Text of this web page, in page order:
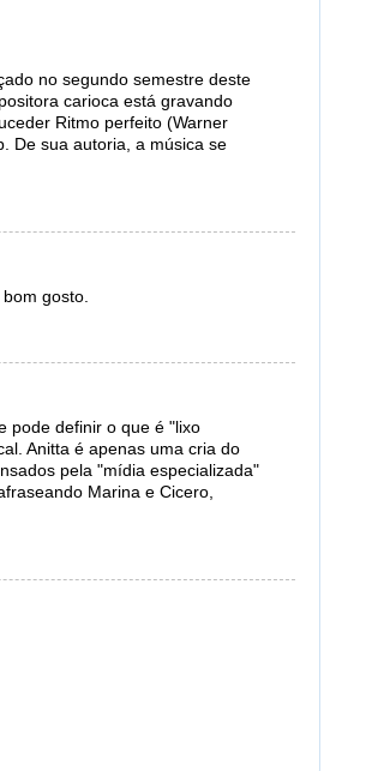
no segundo semestre deste
carioca está gravando
Ritmo perfeito (Warner
De sua autoria, a música se
gosto.
pode definir o que é "lixo
Anitta é apenas uma cria do
pela "mídia especializada"
Marina e Cicero,